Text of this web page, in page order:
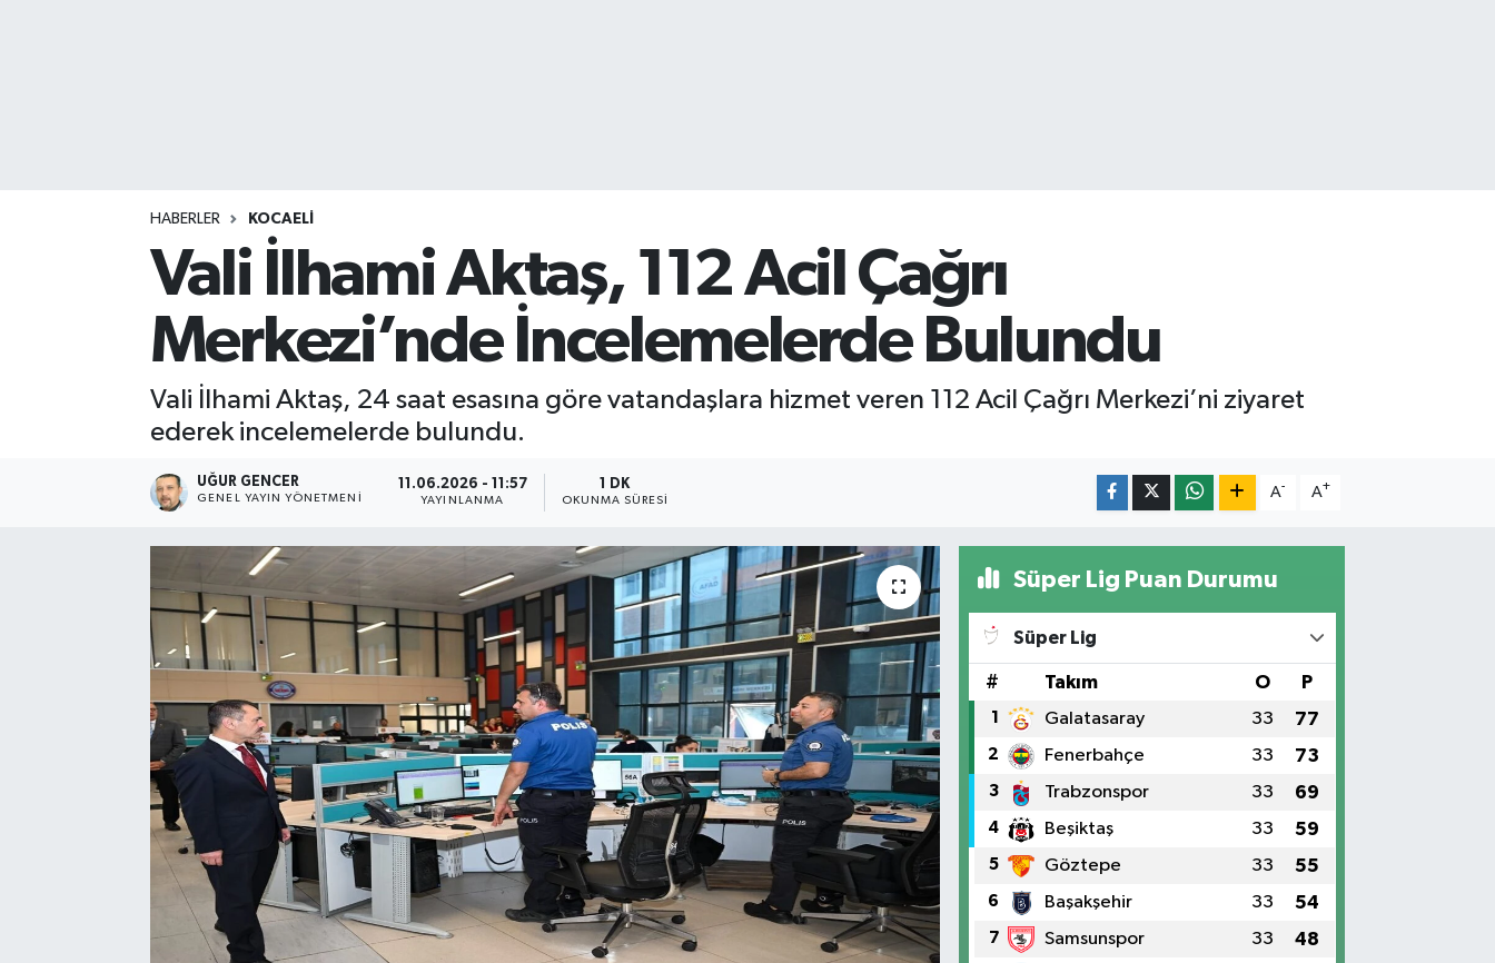
HABERLER KOCAELİ
Vali İlhami Aktaş, 112 Acil Çağrı
Merkezi’nde İncelemelerde Bulundu
Vali İlhami Aktaş, 24 saat esasına göre vatandaşlara hizmet veren 112 Acil Çağrı Merkezi’ni ziyaret
ederek incelemelerde bulundu.
UĞUR GENCER
GENEL YAYIN YÖNETMENI
11.06.2026 - 11:57
YAYINLANMA
1 DK
OKUNMA SÜRESI
A- A+
Süper Lig Puan Durumu
Süper Lig
# Takım O P
1 Galatasaray 33 77
2 Fenerbahçe 33 73
3 Trabzonspor 33 69
4 Beşiktaş 33 59
5 Göztepe 33 55
6 Başakşehir 33 54
7 Samsunspor 33 48